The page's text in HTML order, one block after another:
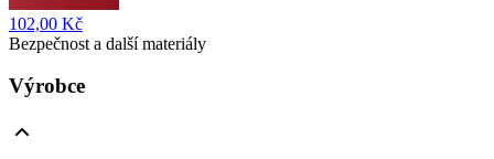
102,00 Kč
Bezpečnost a další materiály
Výrobce